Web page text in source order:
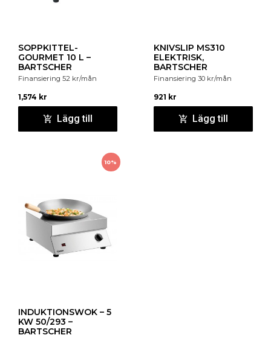
SOPPKITTEL-
GOURMET 10 L –
BARTSCHER
Finansiering 52 kr/mån
1,574 kr
Lägg till
KNIVSLIP MS310
ELEKTRISK,
BARTSCHER
Finansiering 30 kr/mån
921 kr
Lägg till
10%
INDUKTIONSWOK – 5
KW 50/293 –
BARTSCHER